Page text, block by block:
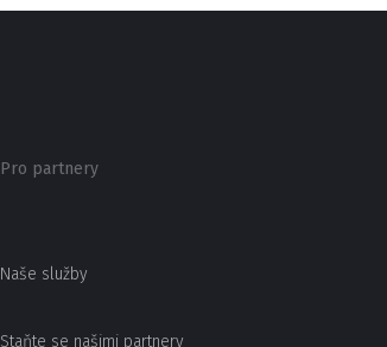
Pro partnery
Naše služby
Staňte se našimi partnery